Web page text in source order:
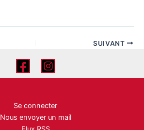
SUIVANT
Se connecter
Nous envoyer un mail